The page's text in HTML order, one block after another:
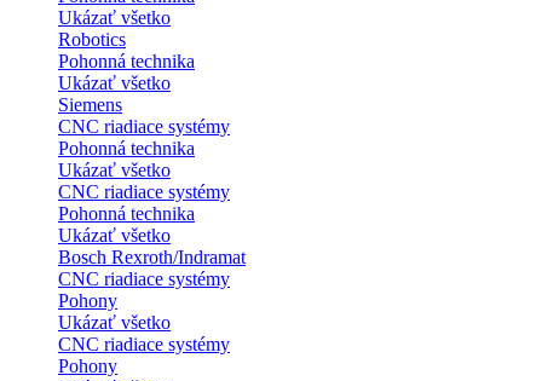
Ukázať všetko
Robotics
Pohonná technika
Ukázať všetko
Siemens
CNC riadiace systémy
Pohonná technika
Ukázať všetko
CNC riadiace systémy
Pohonná technika
Ukázať všetko
Bosch Rexroth/Indramat
CNC riadiace systémy
Pohony
Ukázať všetko
CNC riadiace systémy
Pohony